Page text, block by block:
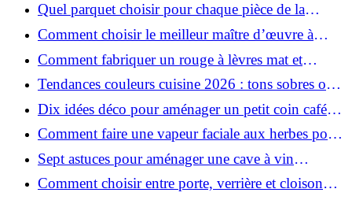
Quel parquet choisir pour chaque pièce de la
maison ?
Comment choisir le meilleur maître d’œuvre à
Grenoble en 2026 ?
Comment fabriquer un rouge à lèvres mat et
hydratant fait maison ?
Tendances couleurs cuisine 2026 : tons sobres ou
colorés, que choisir ?
Dix idées déco pour aménager un petit coin café
chez soi
Comment faire une vapeur faciale aux herbes pour
une peau plus saine et rajeunie ?
Sept astuces pour aménager une cave à vin
naturelle chez soi
Comment choisir entre porte, verrière et cloison